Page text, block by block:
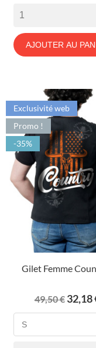
AJOUTER AU
Gilet Femme
Prix
de
49,50 € Prix
32,18
Exclusivité web
Promo !
-35%